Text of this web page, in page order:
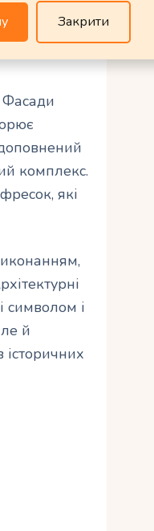
Фасади
комплекс.
які
символом і
й
Закрити